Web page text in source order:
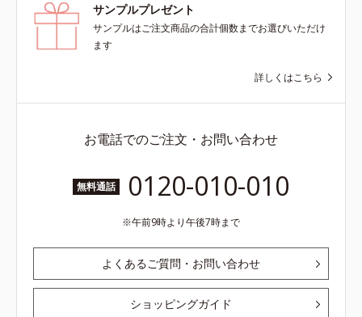
サンプルプレゼント
サンプルはご注文商品の合計個数までお選びいただけ
ます
詳しくはこちら
お電話でのご注文・お問い合わせ
無料通話 0120-010-010
午前9時より午後7時まで
よくあるご質問・お問い合わせ
ショッピングガイド